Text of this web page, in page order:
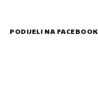
PODIJELI NA FACEBOOK